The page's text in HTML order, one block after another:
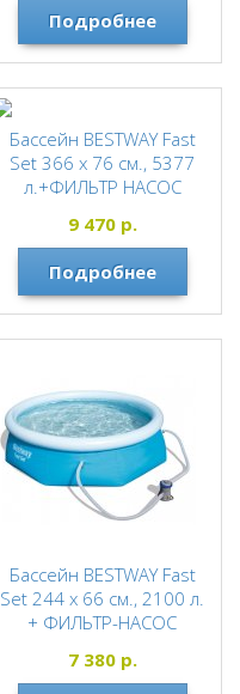
Подробнее
Бассейн BESTWAY Fast
Set 366 х 76 см., 5377
л.+ФИЛЬТР НАСОС
BESTWAY
9 470р.
Подробнее
Бассейн BESTWAY Fast
Set 244 х 66 см., 2100 л.
+ ФИЛЬТР-НАСОС
BESTWAY
7 380р.